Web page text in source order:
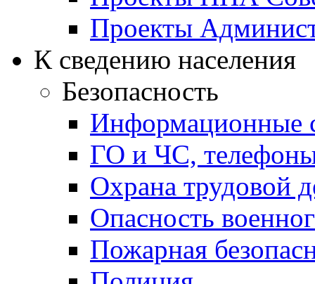
Проекты
К сведению населения
Безопасность
Информационные
ГО и ЧС,
Охрана трудовой
Опасность
Пожарная